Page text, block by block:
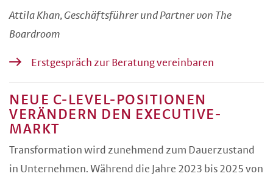
Attila Khan, Geschäftsführer und Partner von The
Boardroom
Erstgespräch zur Beratung vereinbaren
NEUE C-LEVEL-POSITIONEN
VERÄNDERN DEN EXECUTIVE-
MARKT
Transformation wird zunehmend zum Dauerzustand
in Unternehmen. Während die Jahre 2023 bis 2025 von